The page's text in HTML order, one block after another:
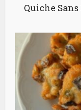
Quiche Sans